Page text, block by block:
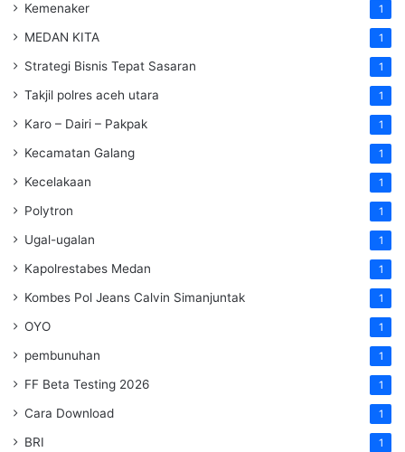
Kemenaker 1
MEDAN KITA 1
Strategi Bisnis Tepat Sasaran 1
Takjil polres aceh utara 1
Karo – Dairi – Pakpak 1
Kecamatan Galang 1
Kecelakaan 1
Polytron 1
Ugal-ugalan 1
Kapolrestabes Medan 1
Kombes Pol Jeans Calvin Simanjuntak 1
OYO 1
pembunuhan 1
FF Beta Testing 2026 1
Cara Download 1
BRI 1